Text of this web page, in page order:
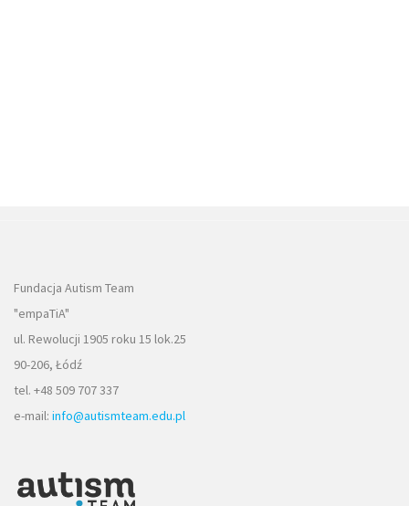
Fundacja Autism Team
"empaTiA"
ul. Rewolucji 1905 roku 15 lok.25
90-206, Łódź
tel. +48 509 707 337
e-mail: info@autismteam.edu.pl